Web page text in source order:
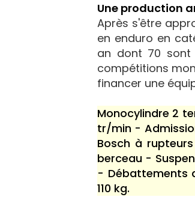
Une production
Après s'être
en enduro en
an dont 70 sont
compétitions
financer une
Monocylindre 2
tr/min -
Bosch à
berceau -
- Débattements
110 kg.